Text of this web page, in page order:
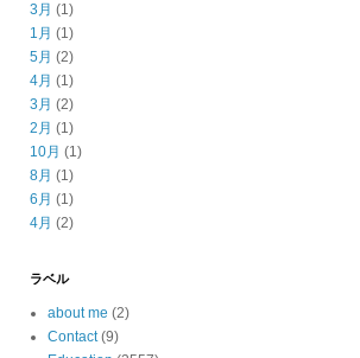
3月 (1)
1月 (1)
5月 (2)
4月 (1)
3月 (2)
2月 (1)
10月 (1)
8月 (1)
6月 (1)
4月 (2)
ラベル
about me (2)
Contact (9)